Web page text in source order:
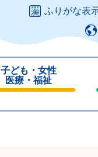
ふりがな表
子ども・女性
医療・福祉